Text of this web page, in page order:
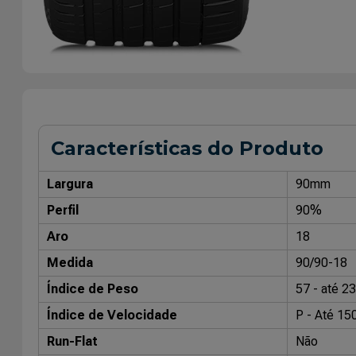
Características do Produto
Largura
90mm
Perfil
90%
Aro
18
Medida
90/90-18
Índice de Peso
57 - até
Índice de Velocidade
P - Até
Run-Flat
Não